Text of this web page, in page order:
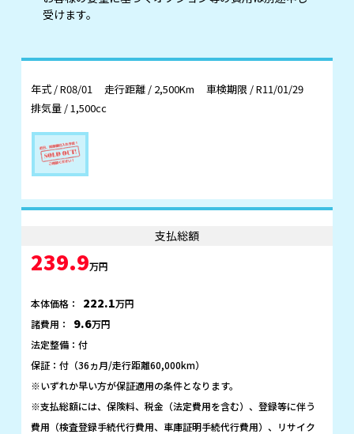
受けます。
支払総額
239.9万円
本体価格： 222.1万円
諸費用：
9.6万円
法定整備：付
保証：付（36ヵ月/走行距離60,000km）
※いずれか早い方が保証適用の条件となります。
※支払総額には、保険料、税金（法定費用を含む）、登録等に伴う
費用（検査登録手続代行費用、車庫証明手続代行費用）、リサイク
年式 / R08/01 走行距離 / 2,500Km
車検期限 / R11/01/29
排気量 / 1,500cc